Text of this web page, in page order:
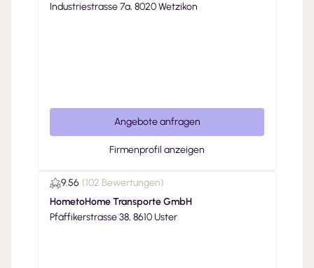
Industriestrasse 7a, 8020 Wetzikon
Angebote anfragen
Firmenprofil anzeigen
9.56 (102 Bewertungen)
HometoHome Transporte GmbH
Pfäffikerstrasse 38, 8610 Uster